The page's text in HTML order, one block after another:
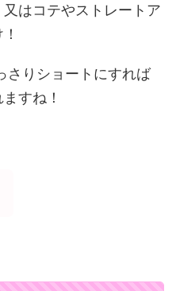
はコテやストレートア
さりショートにすれば
すね！